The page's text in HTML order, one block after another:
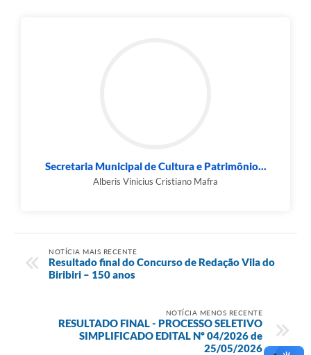
Secretaria Municipal de Cultura e Patrimônio...
Alberis Vinicius Cristiano Mafra
NOTÍCIA MAIS RECENTE
Resultado final do Concurso de Redação Vila do
Biribiri – 150 anos
NOTÍCIA MENOS RECENTE
RESULTADO FINAL - PROCESSO SELETIVO
SIMPLIFICADO EDITAL Nº 04/2026 de
25/05/2026